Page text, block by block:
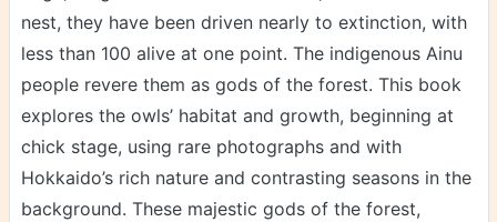
nest, they have been driven nearly to extinction, with
less than 100 alive at one point. The indigenous Ainu
people revere them as gods of the forest. This book
explores the owls’ habitat and growth, beginning at
chick stage, using rare photographs and with
Hokkaido’s rich nature and contrasting seasons in the
background. These majestic gods of the forest,